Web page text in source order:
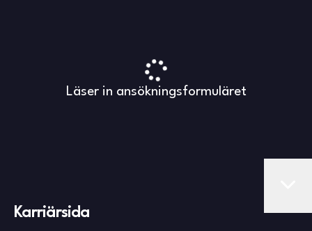
Läser in ansökningsformuläret
Karriärsida